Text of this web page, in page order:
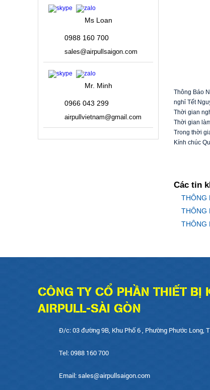
Ms Loan
0988 160 700
sales@airpullsaigon.com
Mr. Minh
0966 043 299
airpullvietnam@gmail.com
Thông Báo
nghỉ Tết
Thời gian
Thời gian
Trong thời
Kính chúc
Các tin
THÔNG
THÔNG
THÔNG
CÔNG TY CỔ PHẦN THIẾT BỊ
AIRPULL-SÀI GÒN
Đ/c: 03 đường 9B, Khu Phố 6 , Phường Phước Long,
Tel: 0988 160 700
Email: sales@airpullsaigon.com